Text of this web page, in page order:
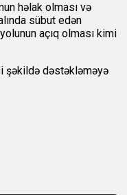
həlak olması və
sübut edən
açıq olması kimi
şəkildə dəstəkləməyə